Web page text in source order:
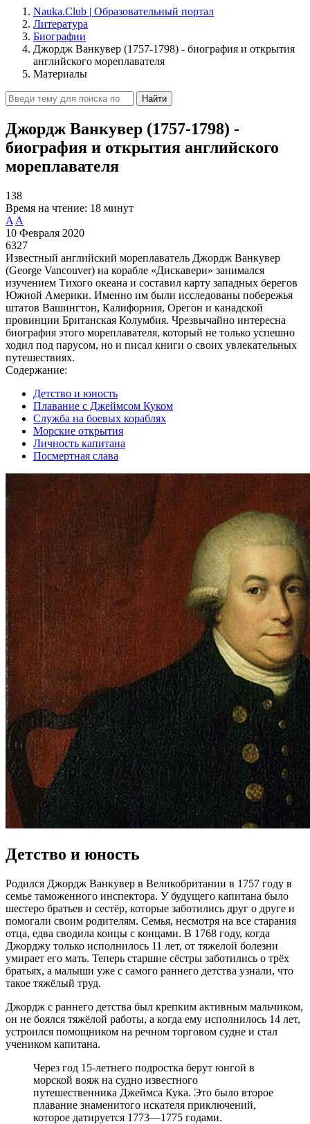
Nauka.Club | Образовательный портал
Литература
Биографии
Джордж Ванкувер (1757-1798) - биография и открытия
английского мореплавателя
Материалы
Найти
Джордж Ванкувер (1757-1798) -
биография и открытия английского
мореплавателя
138
Время на чтение: 18 минут
A A
10 Февраля 2020
6327
Известный английский мореплаватель Джордж Ванкувер
(George Vancouver) на корабле «Дискавери» занимался
изучением Тихого океана и составил карту западных берегов
Южной Америки. Именно им были исследованы побережья
штатов Вашингтон, Калифорния, Орегон и канадской
провинции Британская Колумбия. Чрезвычайно интересна
биография этого мореплавателя, который не только успешно
ходил под парусом, но и писал книги о своих увлекательных
путешествиях.
Содержание:
Детство и юность
Плавание с Джеймсом Куком
Служба на боевых кораблях
Морские открытия
Личность капитана
Посмертная слава
Детство и юность
Родился Джордж Ванкувер в Великобритании в 1757 году в
семье таможенного инспектора. У будущего капитана было
шестеро братьев и сестёр, которые заботились друг о друге и
помогали своим родителям. Семья, несмотря на все старания
отца, едва сводила концы с концами. В 1768 году, когда
Джорджу только исполнилось 11 лет, от тяжелой болезни
умирает его мать. Теперь старшие сёстры заботились о трёх
братьях, а малыши уже с самого раннего детства узнали, что
такое тяжёлый труд.
Джордж с раннего детства был крепким активным мальчиком,
он не боялся тяжёлой работы, а когда ему исполнилось 14 лет,
устроился помощником на речном торговом судне и стал
учеником капитана.
Через год 15-летнего подростка берут юнгой в
морской вояж на судно известного
путешественника Джеймса Кука. Это было второе
плавание знаменитого искателя приключений,
которое датируется 1773—1775 годами.